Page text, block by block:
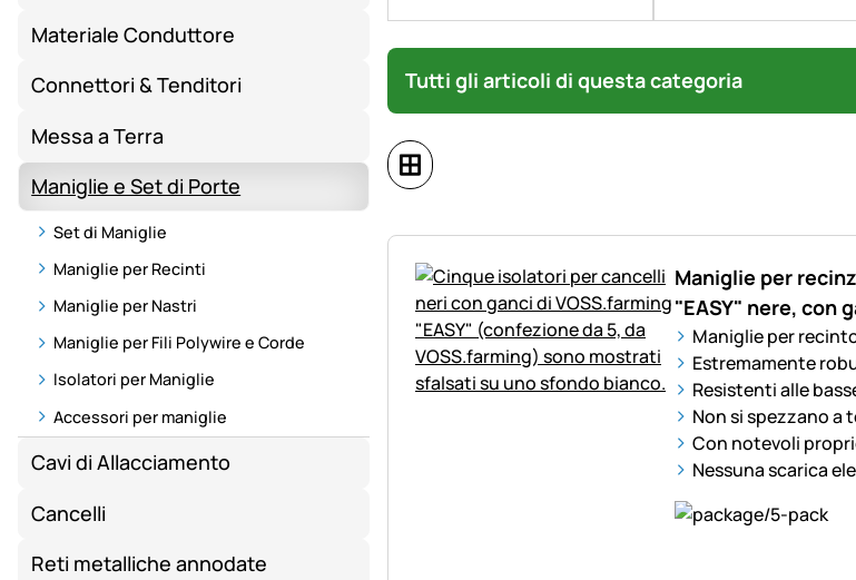
Materiale Conduttore
Connettori & Tenditori
Messa a Terra
Maniglie e Set di Porte
Set di Maniglie
Maniglie per Recinti
Maniglie per Nastri
Maniglie per Fili Polywire e Corde
Isolatori per Maniglie
Accessori per maniglie
Cavi di Allacciamento
Cancelli
Reti metalliche annodate
Tutti gli articoli di questa categoria
Maniglie per
"EASY" nere, con
Maniglie per
Estremamente
Resistenti alle
Non si spezzano a
Con notevoli
Nessuna scarica